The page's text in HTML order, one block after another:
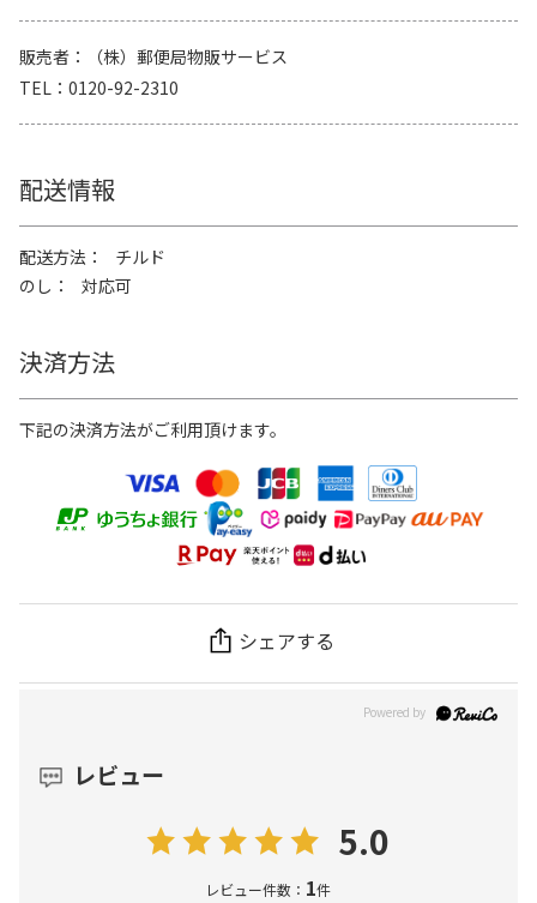
販売者
（株）郵便局物販サービス
TEL
0120-92-2310
配送情報
配送方法
チルド
のし
対応可
決済方法
下記の決済方法がご利用頂けます。
シェアする
レビュー
5.0
レビュー件数： 1件